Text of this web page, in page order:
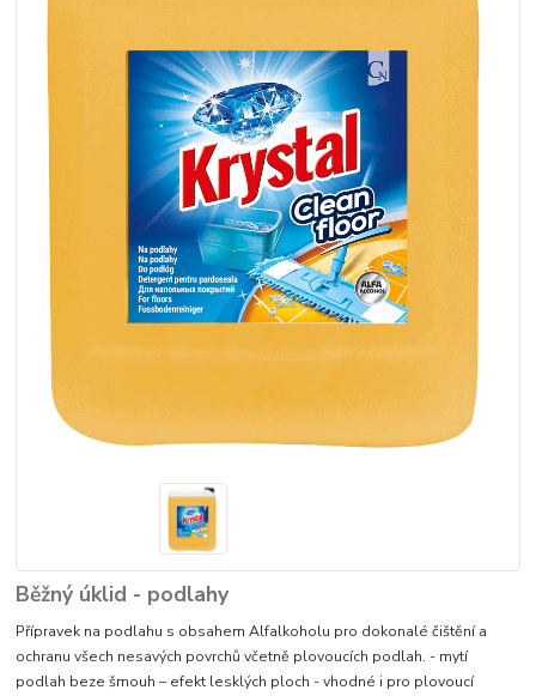
Běžný úklid - podlahy
Přípravek na podlahu s obsahem Alfalkoholu pro dokonalé čištění a
ochranu všech nesavých povrchů včetně plovoucích podlah. - mytí
podlah beze šmouh – efekt lesklých ploch - vhodné i pro plovoucí